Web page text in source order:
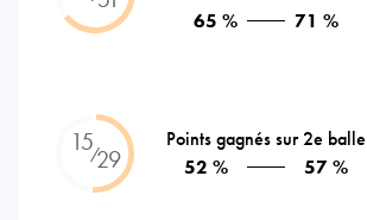
65 %
71 %
15⁄29
Points gagnés sur 2e balle
52 %
57 %